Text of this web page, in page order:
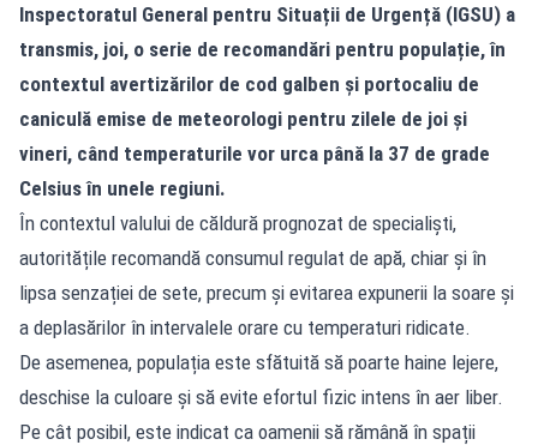
Inspectoratul General pentru Situații de Urgență (IGSU) a
transmis, joi, o serie de recomandări pentru populație, în
contextul avertizărilor de cod galben și portocaliu de
caniculă emise de meteorologi pentru zilele de joi și
vineri, când temperaturile vor urca până la 37 de grade
Celsius în unele regiuni.
În contextul valului de căldură prognozat de specialiști,
autoritățile recomandă consumul regulat de apă, chiar și în
lipsa senzației de sete, precum și evitarea expunerii la soare și
a deplasărilor în intervalele orare cu temperaturi ridicate.
De asemenea, populația este sfătuită să poarte haine lejere,
deschise la culoare și să evite efortul fizic intens în aer liber.
Pe cât posibil, este indicat ca oamenii să rămână în spații